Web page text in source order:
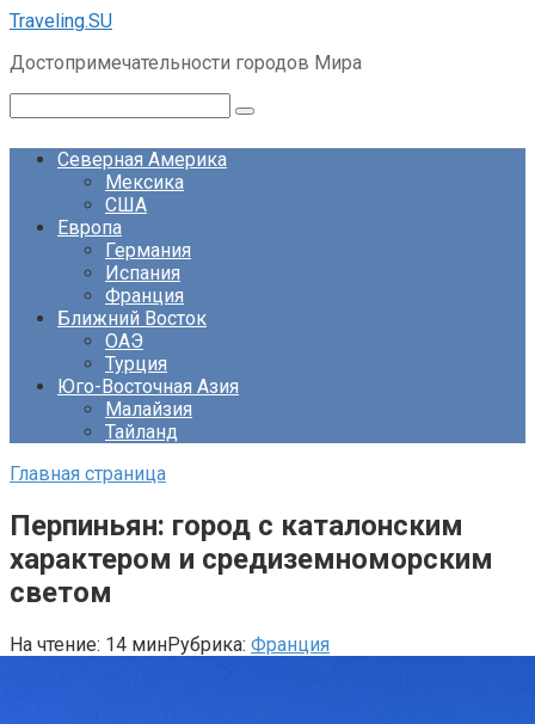
Перейти
контенту
Traveling.SU
Достопримечательности городов Мира
Северная Америка
Мексика
США
Европа
Германия
Испания
Франция
Ближний Восток
ОАЭ
Турция
Юго-Восточная Азия
Малайзия
Тайланд
Главная страница
Перпиньян: город с каталонским
характером и средиземноморским
светом
На чтение: 14 минРубрика: Франция